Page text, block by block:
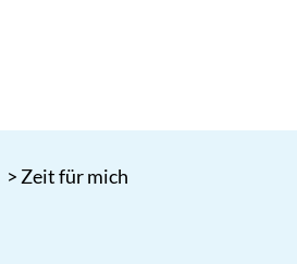
> Zeit für mich